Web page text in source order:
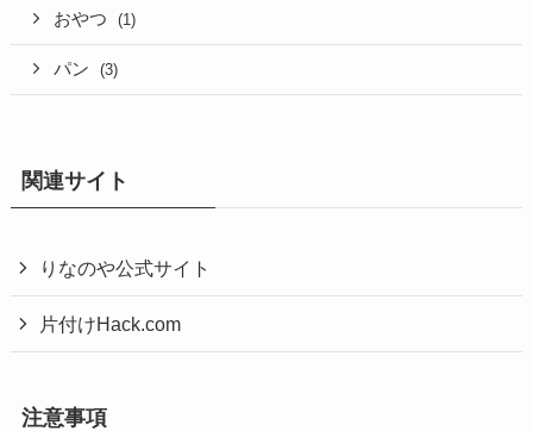
おやつ (1)
パン (3)
関連サイト
りなのや公式サイト
片付けHack.com
注意事項